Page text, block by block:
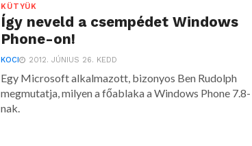
KÜTYÜK
Így neveld a csempédet Windows
Phone-on!
KOCI 2012. JÚNIUS 26. KEDD
Egy Microsoft alkalmazott, bizonyos Ben Rudolph
megmutatja, milyen a főablaka a Windows Phone 7.8-
nak.